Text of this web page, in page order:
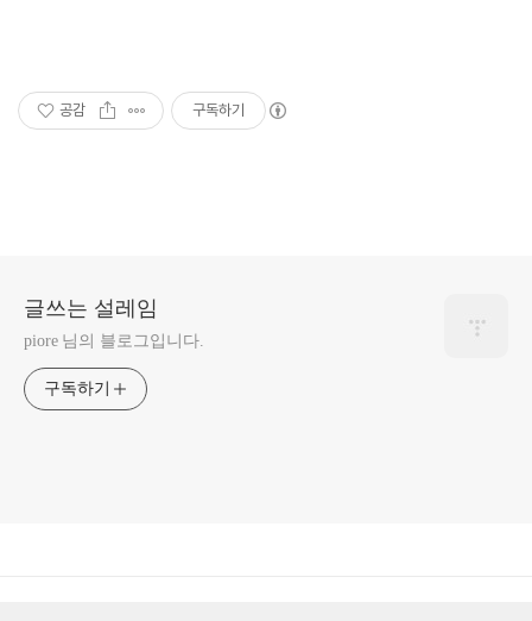
공감 구독하기
글쓰는 설레임
piore 님의 블로그입니다.
구독하기